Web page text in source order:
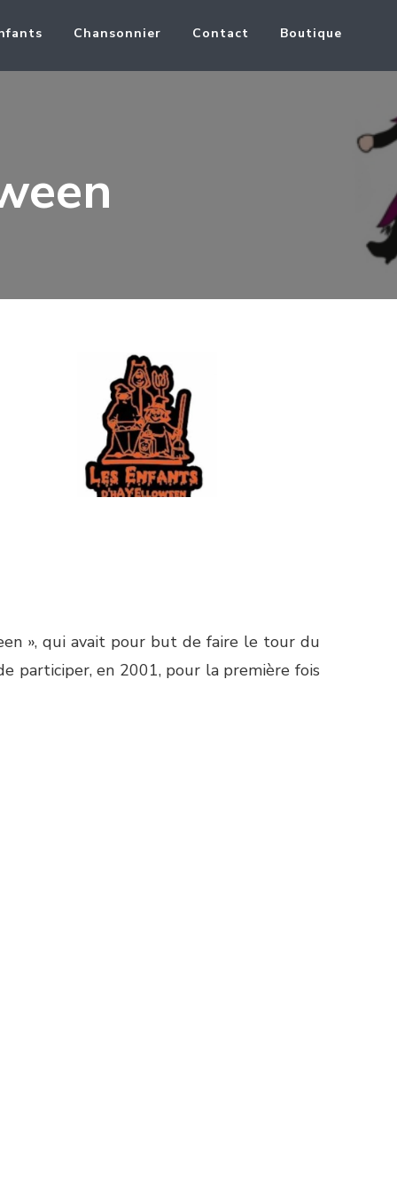
Chansonnier Contact Boutique
», qui avait pour but de faire le tour du
participer, en 2001, pour la première fois